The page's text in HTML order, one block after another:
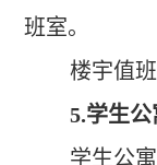
班室。
楼宇值
5.学生
学生公